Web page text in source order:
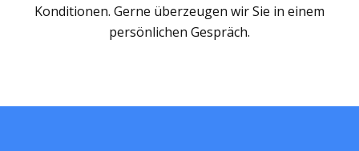
Konditionen. Gerne überzeugen wir Sie in einem
persönlichen Gespräch.